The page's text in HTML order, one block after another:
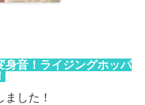
身音！ライジングホッパ
した！